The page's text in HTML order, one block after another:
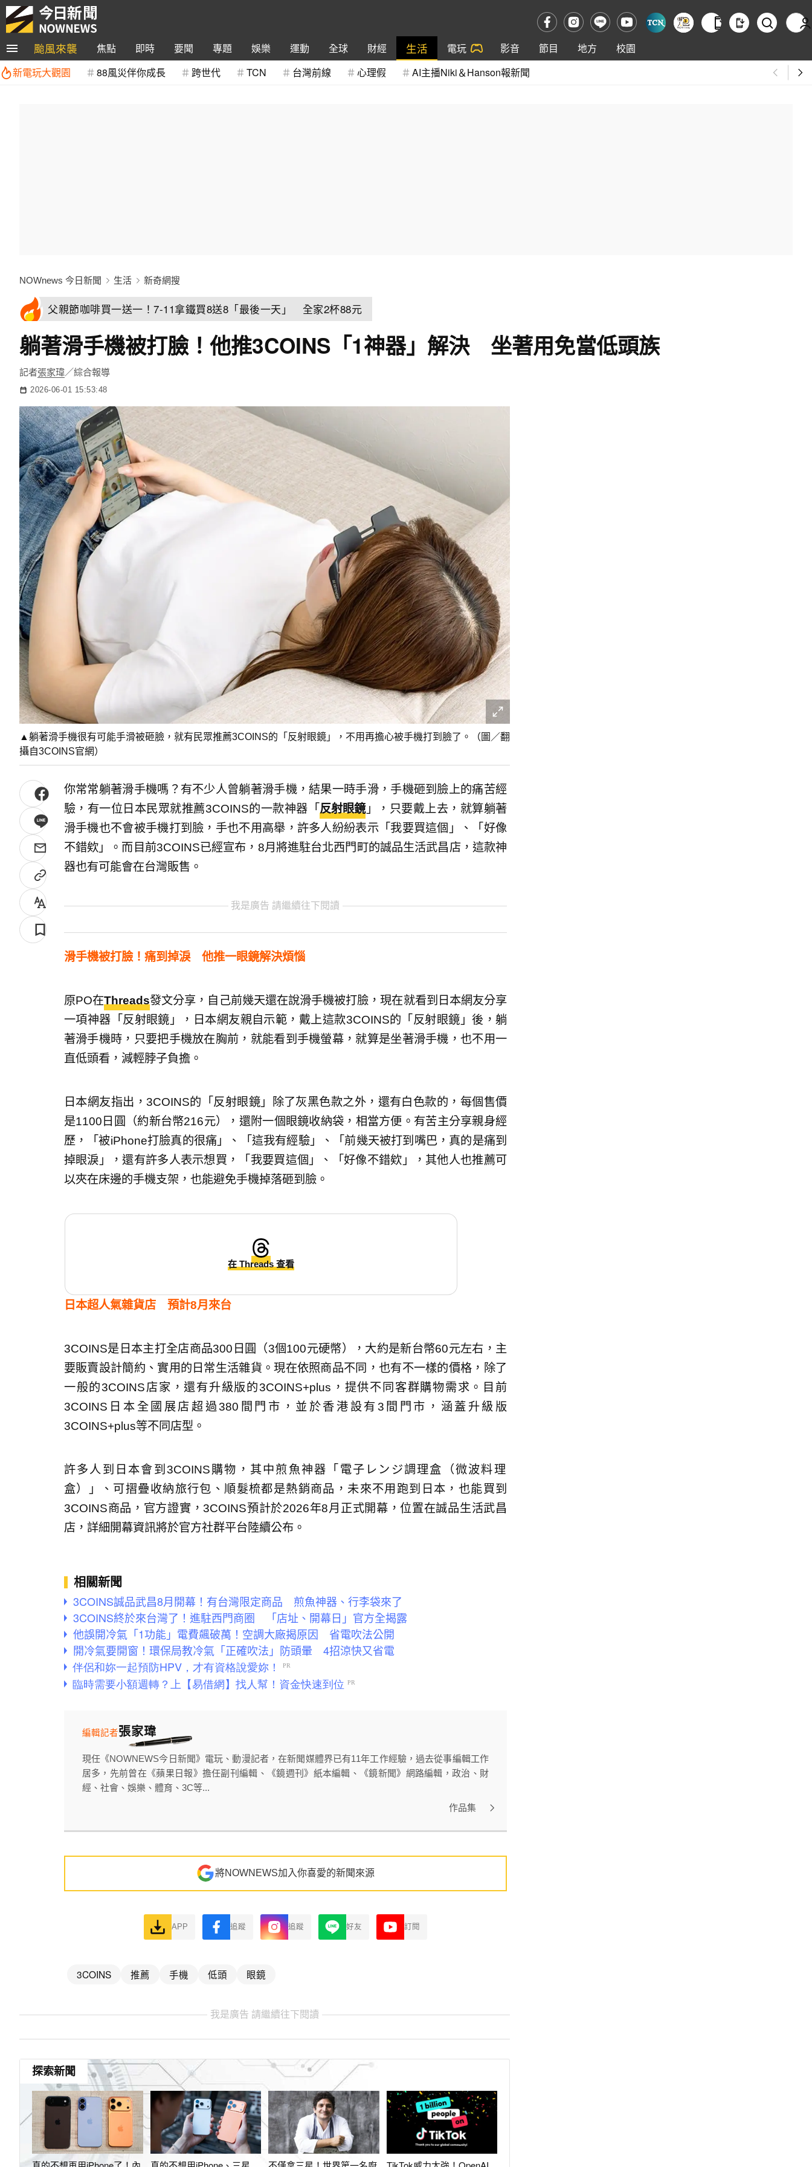
颱風來襲 焦點 即時 要聞 專題 娛樂 運動 全球 財經 生活 電玩 影音 節目 地方
校園
新電玩大觀園
88風災伴你成長 跨世代 TCN 台灣前線 心理假 AI主播Niki＆Hanson報新聞
NOWnews 今日新聞 生活 新奇網搜
父親節咖啡買一送一！7-11拿鐵買8送8「最後一天」 全家2杯88元
躺著滑手機被打臉！他推3COINS「1神器」解決 坐著用免當低頭族
記者張家瑋／綜合報導
2026-06-01 15:53:48
▲躺著滑手機很有可能手滑被砸臉，就有民眾推薦3COINS的「反射眼鏡」，不用再擔心被手機打到臉了。（圖／翻
攝自3COINS官網）
你常常躺著滑手機嗎？有不少人曾躺著滑手機，結果一時手滑，手機砸到臉上的痛苦經
驗，有一位日本民眾就推薦3COINS的一款神器「 反射眼鏡」，只要戴上去，就算躺著
滑手機也不會被手機打到臉，手也不用高舉，許多人紛紛表示「我要買這個」、「好像
不錯欸」。而目前3COINS已經宣布，8月將進駐台北西門町的誠品生活武昌店，這款神
器也有可能會在台灣販售。
我是廣告 請繼續往下閱讀
滑手機被打臉！痛到掉淚 他推一眼鏡解決煩惱
原PO在Threads發文分享，自己前幾天還在說滑手機被打臉，現在就看到日本網友分享
一項神器「反射眼鏡」，日本網友親自示範，戴上這款3COINS的「反射眼鏡」後，躺
著滑手機時，只要把手機放在胸前，就能看到手機螢幕，就算是坐著滑手機，也不用一
直低頭看，減輕脖子負擔。
日本網友指出，3COINS的「反射眼鏡」除了灰黑色款之外，還有白色款的，每個售價
是1100日圓（約新台幣216元），還附一個眼鏡收納袋，相當方便。有苦主分享親身經
歷，「被iPhone打臉真的很痛」、「這我有經驗」、「前幾天被打到嘴巴，真的是痛到
掉眼淚」，還有許多人表示想買，「我要買這個」、「好像不錯欸」，其他人也推薦可
以夾在床邊的手機支架，也能避免手機掉落砸到臉。
在 Threads 查看
日本超人氣雜貨店 預計8月來台
3COINS是日本主打全店商品300日圓（3個100元硬幣），大約是新台幣60元左右，主
要販賣設計簡約、實用的日常生活雜貨。現在依照商品不同，也有不一樣的價格，除了
一般的3COINS店家，還有升級版的3COINS+plus，提供不同客群購物需求。目前
3COINS日本全國展店超過380間門市，並於香港設有3間門市，涵蓋升級版
3COINS+plus等不同店型。
許多人到日本會到3COINS購物，其中煎魚神器「電子レンジ調理盒（微波料理
盒）」、可摺疊收納旅行包、順髮梳都是熱銷商品，未來不用跑到日本，也能買到
3COINS商品，官方證實，3COINS預計於2026年8月正式開幕，位置在誠品生活武昌
店，詳細開幕資訊將於官方社群平台陸續公布。
相關新聞
3COINS誠品武昌8月開幕！有台灣限定商品 煎魚神器、行李袋來了
3COINS終於來台灣了！進駐西門商圈 「店址、開幕日」官方全揭露
他誤開冷氣「1功能」電費飆破萬！空調大廠揭原因 省電吹法公開
開冷氣要開窗！環保局教冷氣「正確吹法」防頭暈 4招涼快又省電
張家瑋
編輯記者
現任《NOWNEWS今日新聞》電玩、動漫記者，在新聞媒體界已有11年工作經驗，過去從事編輯工作
居多，先前曾在《蘋果日報》擔任副刊編輯、《鏡週刊》紙本編輯、《鏡新聞》網路編輯，政治、財
經、社會、娛樂、體育、3C等...
作品集
將NOWNEWS加入你喜愛的新聞來源
APP 追蹤 追蹤 好友 訂閱
3COINS 推薦 手機 低頭 眼鏡
我是廣告 請繼續往下閱讀
探索新聞